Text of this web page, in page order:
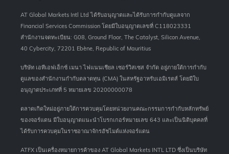
AT Global Markets Intl Ltd ได้รับอนุญาตและได้รับการกำกับดูแลจาก
Financial Services Commission โดยมีใบอนุญาตเลขที่ C118023331
สำนักงานจดทะเบียน: G08, Ground Floor, The Catalyst, Silicon Avenue,
40 Cybercity, 72201 Ebène, Republic of Mauritius
บริษัท เอทีเอฟเอ็กซ์ เมนา ไฟแนนเชียล เซอร์วิสเซส จำกัด อยู่ภายใต้การกำกับ
ดูแลของสำนักงานกำกับตลาดทุน (CMA) ในสหรัฐอาหรับเอมิเรตส์ โดยมีใบ
อนุญาตประเภทที่ 5 หมายเลข 20200000078
ตลาดเกิดใหม่อยู่ภายใต้การควบคุมโดยหน่วยงานคณะกรรมการกำกับหลักทรัพย์
ของจอร์แดน มีใบอนุญาตแนะนำโบรกเกอร์หมายเลข 643 และเป็นนิติบุคคลที่
ได้รับการควบคุมในราชอาณาจักรฮัชไมต์แห่งจอร์แดน
ATFX เป็นเครื่องหมายการค้าของ AT Global Markets INTL LTD ซึ่งเป็นบริษัท